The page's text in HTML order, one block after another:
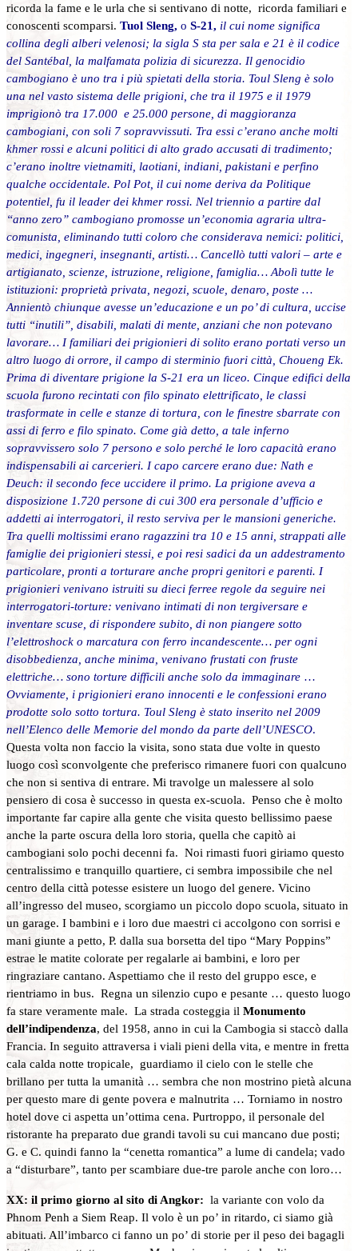
ricorda la fame e le urla che si sentivano di notte, ricorda familiari e
conoscenti scomparsi. Tuol Sleng, o S-21, il cui nome significa
collina degli alberi velenosi; la sigla S sta per sala e 21 è il codice
del Santébal, la malfamata polizia di sicurezza. Il genocidio
cambogiano è uno tra i più spietati della storia. Toul Sleng è solo
una nel vasto sistema delle prigioni, che tra il 1975 e il 1979
imprigionò tra 17.000 e 25.000 persone, di maggioranza
cambogiani, con soli 7 sopravvissuti. Tra essi c’erano anche molti
khmer rossi e alcuni politici di alto grado accusati di tradimento;
c’erano inoltre vietnamiti, laotiani, indiani, pakistani e perfino
qualche occidentale. Pol Pot, il cui nome deriva da Politique
potentiel, fu il leader dei khmer rossi. Nel triennio a partire dal
“anno zero” cambogiano promosse un’economia agraria ultra-
comunista, eliminando tutti coloro che considerava nemici: politici,
medici, ingegneri, insegnanti, artisti… Cancellò tutti valori – arte e
artigianato, scienze, istruzione, religione, famiglia… Abolì tutte le
istituzioni: proprietà privata, negozi, scuole, denaro, poste …
Annientò chiunque avesse un’educazione e un po’ di cultura, uccise
tutti “inutili”, disabili, malati di mente, anziani che non potevano
lavorare… I familiari dei prigionieri di solito erano portati verso un
altro luogo di orrore, il campo di sterminio fuori città, Choueng Ek.
Prima di diventare prigione la S-21 era un liceo. Cinque edifici della
scuola furono recintati con filo spinato elettrificato, le classi
trasformate in celle e stanze di tortura, con le finestre sbarrate con
assi di ferro e filo spinato. Come già detto, a tale inferno
sopravvissero solo 7 persono e solo perché le loro capacità erano
indispensabili ai carcerieri. I capo carcere erano due: Nath e
Deuch: il secondo fece uccidere il primo. La prigione aveva a
disposizione 1.720 persone di cui 300 era personale d’ufficio e
addetti ai interrogatori, il resto serviva per le mansioni generiche.
Tra quelli moltissimi erano ragazzini tra 10 e 15 anni, strappati alle
famiglie dei prigionieri stessi, e poi resi sadici da un addestramento
particolare, pronti a torturare anche propri genitori e parenti. I
prigionieri venivano istruiti su dieci ferree regole da seguire nei
interrogatori-torture: venivano intimati di non tergiversare e
inventare scuse, di rispondere subito, di non piangere sotto
l’elettroshock o marcatura con ferro incandescente… per ogni
disobbedienza, anche minima, venivano frustati con fruste
elettriche… sono torture difficili anche solo da immaginare …
Ovviamente, i prigionieri erano innocenti e le confessioni erano
prodotte solo sotto tortura. Toul Sleng è stato inserito nel 2009
nell’Elenco delle Memorie del mondo da parte dell’UNESCO.
Questa volta non faccio la visita, sono stata due volte in questo
luogo così sconvolgente che preferisco rimanere fuori con qualcuno
che non si sentiva di entrare. Mi travolge un malessere al solo
pensiero di cosa è successo in questa ex-scuola. Penso che è molto
importante far capire alla gente che visita questo bellissimo paese
anche la parte oscura della loro storia, quella che capitò ai
cambogiani solo pochi decenni fa. Noi rimasti fuori giriamo questo
centralissimo e tranquillo quartiere, ci sembra impossibile che nel
centro della città potesse esistere un luogo del genere. Vicino
all’ingresso del museo, scorgiamo un piccolo dopo scuola, situato in
un garage. I bambini e i loro due maestri ci accolgono con sorrisi e
mani giunte a petto, P. dalla sua borsetta del tipo “Mary Poppins”
estrae le matite colorate per regalarle ai bambini, e loro per
ringraziare cantano. Aspettiamo che il resto del gruppo esce, e
rientriamo in bus. Regna un silenzio cupo e pesante … questo luogo
fa stare veramente male. La strada costeggia il Monumento
dell’indipendenza, del 1958, anno in cui la Cambogia si staccò dalla
Francia. In seguito attraversa i viali pieni della vita, e mentre in fretta
cala calda notte tropicale, guardiamo il cielo con le stelle che
brillano per tutta la umanità … sembra che non mostrino pietà alcuna
per questo mare di gente povera e malnutrita … Torniamo in nostro
hotel dove ci aspetta un’ottima cena. Purtroppo, il personale del
ristorante ha preparato due grandi tavoli su cui mancano due posti;
G. e C. quindi fanno la “cenetta romantica” a lume di candela; vado
a “disturbare”, tanto per scambiare due-tre parole anche con loro…
XX: il primo giorno al sito di Angkor: la variante con volo da
Phnom Penh a Siem Reap. Il volo è un po’ in ritardo, ci siamo già
abituati. All’imbarco ci fanno un po’ di storie per il peso dei bagagli